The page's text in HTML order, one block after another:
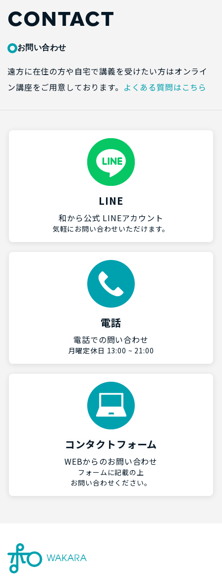
CONTACT
お問い合わせ
遠方に在住の方や自宅で講義を受けたい方はオンライ
ン講座をご用意しております。 よくある質問はこちら
LINE
和から公式 LINEアカウント
気軽にお問い合わせいただけます。
電話
電話での問い合わせ
月曜定休日 13:00 ~ 21:00
コンタクトフォーム
WEBからのお問い合わせ
フォームに記載の上
お問い合わせください。